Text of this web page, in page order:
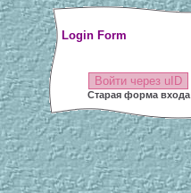
Login Form
Войти через uID
Старая форма входа